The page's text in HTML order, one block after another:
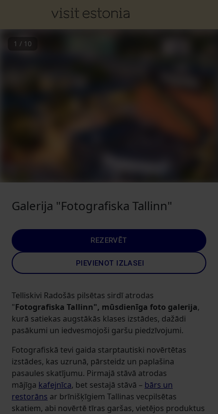
1 / 10
Galerija "Fotografiska Tallinn"
REZERVĒT
PIEVIENOT IZLASEI
Telliskivi Radošās pilsētas sirdī atrodas
"Fotografiska Tallinn", mūsdienīga foto galerija,
kurā satiekas augstākās klases izstādes, dažādi
pasākumi un iedvesmojoši garšu piedzīvojumi.
Fotografiskā tevi gaida starptautiski novērtētas
izstādes, kas uzrunā, pārsteidz un paplašina
pasaules skatījumu. Pirmajā stāvā atrodas
mājīga kafejnīca, bet sestajā stāvā – bārs un
restorāns ar brīnišķīgiem Tallinas vecpilsētas
skatiem, abi novērtē tīras garšas, vietējos produktus